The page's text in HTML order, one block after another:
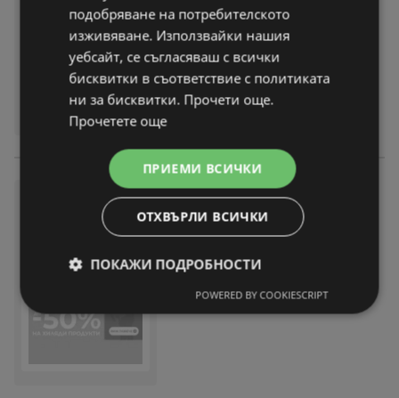
брошура вече не е актуална
Изтекла валидност на:
Майсторска супер седмица
в Praktiker до 18.05.2026
брошура вече не е актуална
Изтекла валидност на:
подобряване на потребителското
изживяване. Използвайки нашия
уебсайт, се съгласяваш с всички
бисквитки в съответствие с политиката
ни за бисквитки. Прочети още.
Прочетете още
ПРИЕМИ ВСИЧКИ
ОТХВЪРЛИ ВСИЧКИ
ПОКАЖИ ПОДРОБНОСТИ
POWERED BY COOKIESCRIPT